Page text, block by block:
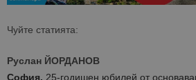
Чуйте статията:
Руслан ЙОРДАНОВ
София. 25-годишен юбилей от